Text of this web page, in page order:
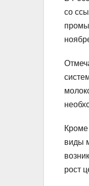
со
Кроме
виды
рост